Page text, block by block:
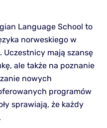
Language School to
norweskiego w
Uczestnicy mają szansę
ale także na poznanie
nowych
programów
sprawiają, że każdy